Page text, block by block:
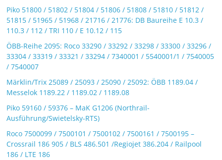
Piko 51800 / 51802 / 51804 / 51806 / 51808 / 51810 / 51812 /
51815 / 51965 / 51968 / 21716 / 21776: DB Baureihe E 10.3 /
110.3 / 112 / TRI 110 / E 10.12 / 115
ÖBB-Reihe 2095: Roco 33290 / 33292 / 33298 / 33300 / 33296 /
33304 / 33319 / 33321 / 33294 / 7340001 / 5540001/1 / 7540005
/ 7540007
Märklin/Trix 25089 / 25093 / 25090 / 25092: ÖBB 1189.04 /
Messelok 1189.22 / 1189.02 / 1189.08
Piko 59160 / 59376 – MaK G1206 (Northrail-
Ausführung/Swietelsky-RTS)
Roco 7500099 / 7500101 / 7500102 / 7500161 / 7500195 –
Crossrail 186 905 / BLS 486.501 /Regiojet 386.204 / Railpool
186 / LTE 186